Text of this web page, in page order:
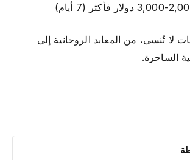
لا تُنسى، من المعابد الروحانية إلى
الساحرة.